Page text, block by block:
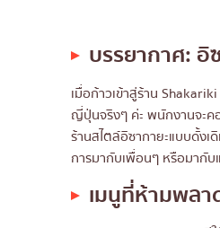
บรรยากาศ: อิ
เมื่อก้าวเข้าสู่ร้าน
ญี่ปุ่นจริงๆ ค่ะ พนักงานจะค
ร้านสไตล์อิซากายะแบบดั้งเ
การมากับเพื่อนๆ หรือมากั
เมนูที่ห้ามพลา